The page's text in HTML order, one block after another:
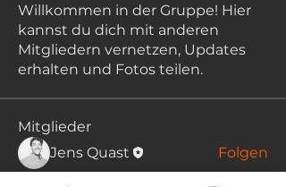
Willkommen in der Gruppe! Hier
kannst du dich mit anderen
Mitgliedern vernetzen, Updates
erhalten und Fotos teilen.
Mitglieder
Jens Quast
Folgen